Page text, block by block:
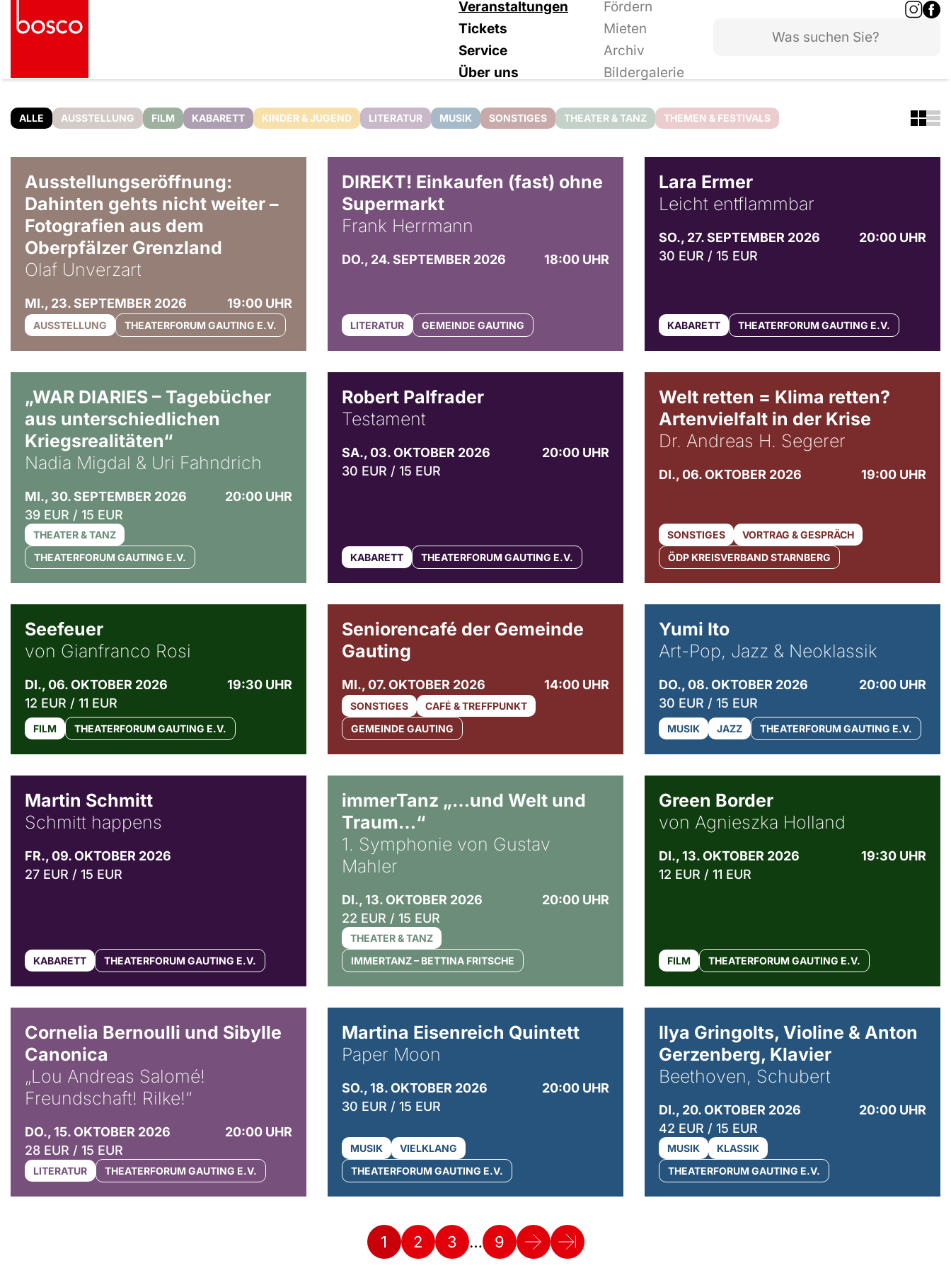
Veranstaltungen
Fördern
Tickets
Mieten
Service
Archiv
Über uns
Bildergalerie
ALLE AUSSTELLUNG FILM KABARETT KINDER & JUGEND LITERATUR MUSIK SONSTIGES THEATER & TANZ THEMEN & FESTIVALS
Ausstellungseröffnung:
Dahinten gehts nicht weiter –
Fotografien aus dem
Oberpfälzer Grenzland
Olaf Unverzart
MI., 23. SEPTEMBER 2026 19:00 UHR
AUSSTELLUNG THEATERFORUM GAUTING E.V.
DIREKT! Einkaufen (fast) ohne
Supermarkt
Frank Herrmann
DO., 24. SEPTEMBER 2026 18:00 UHR
LITERATUR GEMEINDE GAUTING
Lara Ermer
Leicht entflammbar
SO., 27. SEPTEMBER 2026
20:00 UHR
30 EUR / 15 EUR
KABARETT THEATERFORUM GAUTING E.V.
„WAR DIARIES – Tagebücher
aus unterschiedlichen
Kriegsrealitäten“
Nadia Migdal & Uri Fahndrich
MI., 30. SEPTEMBER 2026
20:00 UHR
39 EUR / 15 EUR
THEATER & TANZ
THEATERFORUM GAUTING E.V.
Robert Palfrader
Testament
SA., 03. OKTOBER 2026
20:00 UHR
30 EUR / 15 EUR
KABARETT THEATERFORUM GAUTING E.V.
Welt retten = Klima retten?
Artenvielfalt in der Krise
Dr. Andreas H. Segerer
DI., 06. OKTOBER 2026 19:00 UHR
SONSTIGES
VORTRAG & GESPRÄCH
ÖDP KREISVERBAND STARNBERG
Seefeuer
von Gianfranco Rosi
DI., 06. OKTOBER 2026
19:30 UHR
12 EUR / 11 EUR
FILM THEATERFORUM GAUTING E.V.
Seniorencafé der Gemeinde
Gauting
MI., 07. OKTOBER 2026 14:00 UHR
SONSTIGES
CAFÉ & TREFFPUNKT
GEMEINDE GAUTING
Yumi Ito
Art-Pop, Jazz & Neoklassik
DO., 08. OKTOBER 2026
20:00 UHR
30 EUR / 15 EUR
MUSIK JAZZ THEATERFORUM GAUTING E.V.
Martin Schmitt
Schmitt happens
FR., 09. OKTOBER 2026
27 EUR / 15 EUR
KABARETT THEATERFORUM GAUTING E.V.
immerTanz „…und Welt und
Traum…“
1. Symphonie von Gustav
Mahler
DI., 13. OKTOBER 2026
20:00 UHR
22 EUR / 15 EUR
THEATER & TANZ
IMMERTANZ – BETTINA FRITSCHE
Green Border
von Agnieszka Holland
DI., 13. OKTOBER 2026
19:30 UHR
12 EUR / 11 EUR
FILM THEATERFORUM GAUTING E.V.
Cornelia Bernoulli und Sibylle
Canonica
„Lou Andreas Salomé!
Freundschaft! Rilke!“
DO., 15. OKTOBER 2026
20:00 UHR
28 EUR / 15 EUR
LITERATUR THEATERFORUM GAUTING E.V.
Martina Eisenreich Quintett
Paper Moon
SO., 18. OKTOBER 2026
20:00 UHR
30 EUR / 15 EUR
MUSIK
VIELKLANG
THEATERFORUM GAUTING E.V.
Ilya Gringolts, Violine & Anton
Gerzenberg, Klavier
Beethoven, Schubert
DI., 20. OKTOBER 2026
20:00 UHR
42 EUR / 15 EUR
MUSIK
KLASSIK
THEATERFORUM GAUTING E.V.
1 2 3 … 9